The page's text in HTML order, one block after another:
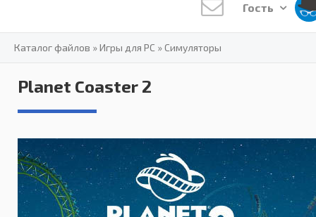
Гость
Каталог файлов »Игры для PC »Симуляторы
Planet Coaster 2